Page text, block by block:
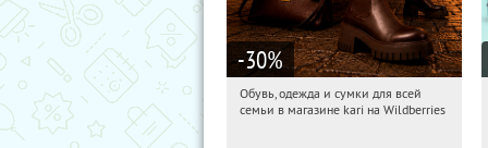
-30%
20:44:32
Получи первым!
Обувь, одежда и сумки для всей
семьи в магазине kari на Wildberries